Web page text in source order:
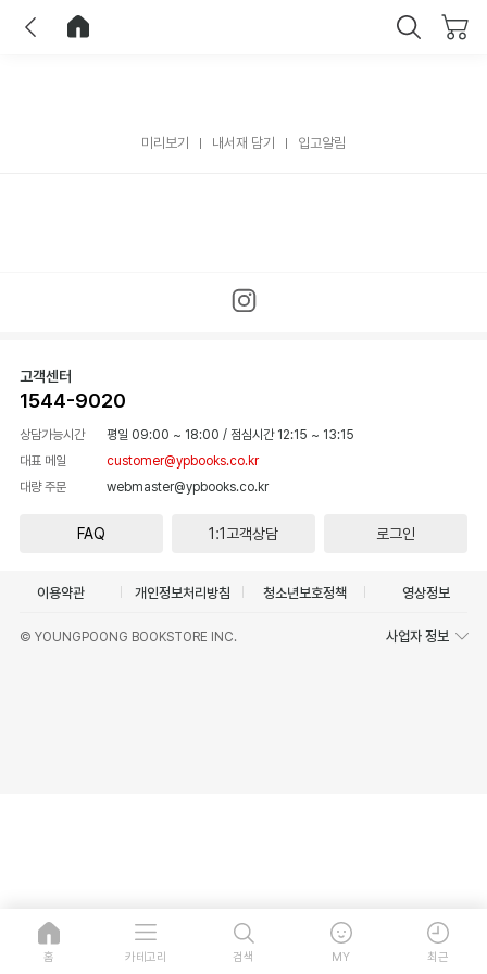
미리보기 내서재 담기 입고알림
고객센터
1544-9020
상담가능시간 평일 09:00 ~ 18:00 / 점심시간 12:15 ~ 13:15
대표 메일
customer@ypbooks.co.kr
대량 주문
webmaster@ypbooks.co.kr
FAQ 1:1고객상담 로그인
이용약관 개인정보처리방침 청소년보호정책 영상정보
© YOUNGPOONG BOOKSTORE INC. 사업자 정보
홈 카테고리 검색 MY 최근